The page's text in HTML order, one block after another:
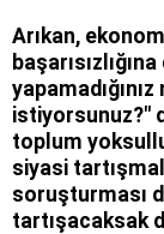
Arıkan,
istiyorsunuz?"
toplum
siyasi
soruşturması
tartışacaksak